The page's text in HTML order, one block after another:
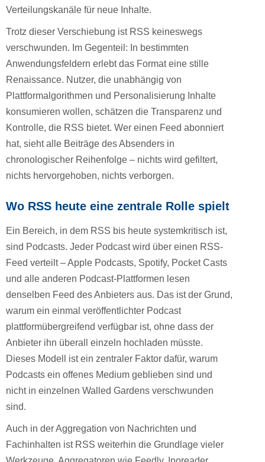
Verteilungskanäle für neue Inhalte.
Trotz dieser Verschiebung ist RSS keineswegs
verschwunden. Im Gegenteil: In bestimmten
Anwendungsfeldern erlebt das Format eine stille
Renaissance. Nutzer, die unabhängig von
Plattformalgorithmen und Personalisierung Inhalte
konsumieren wollen, schätzen die Transparenz und
Kontrolle, die RSS bietet. Wer einen Feed abonniert
hat, sieht alle Beiträge des Absenders in
chronologischer Reihenfolge – nichts wird gefiltert,
nichts hervorgehoben, nichts verborgen.
Wo RSS heute eine zentrale Rolle spielt
Ein Bereich, in dem RSS bis heute systemkritisch ist,
sind Podcasts. Jeder Podcast wird über einen RSS-
Feed verteilt – Apple Podcasts, Spotify, Pocket Casts
und alle anderen Podcast-Plattformen lesen
denselben Feed des Anbieters aus. Das ist der Grund,
warum ein einmal veröffentlichter Podcast
plattformübergreifend verfügbar ist, ohne dass der
Anbieter ihn überall einzeln hochladen müsste.
Dieses Modell ist ein zentraler Faktor dafür, warum
Podcasts ein offenes Medium geblieben sind und
nicht in einzelnen Walled Gardens verschwunden
sind.
Auch in der Aggregation von Nachrichten und
Fachinhalten ist RSS weiterhin die Grundlage vieler